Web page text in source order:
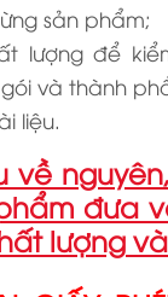
sản phẩm;
lượng để
và thành
liệu.
đưa
lượng